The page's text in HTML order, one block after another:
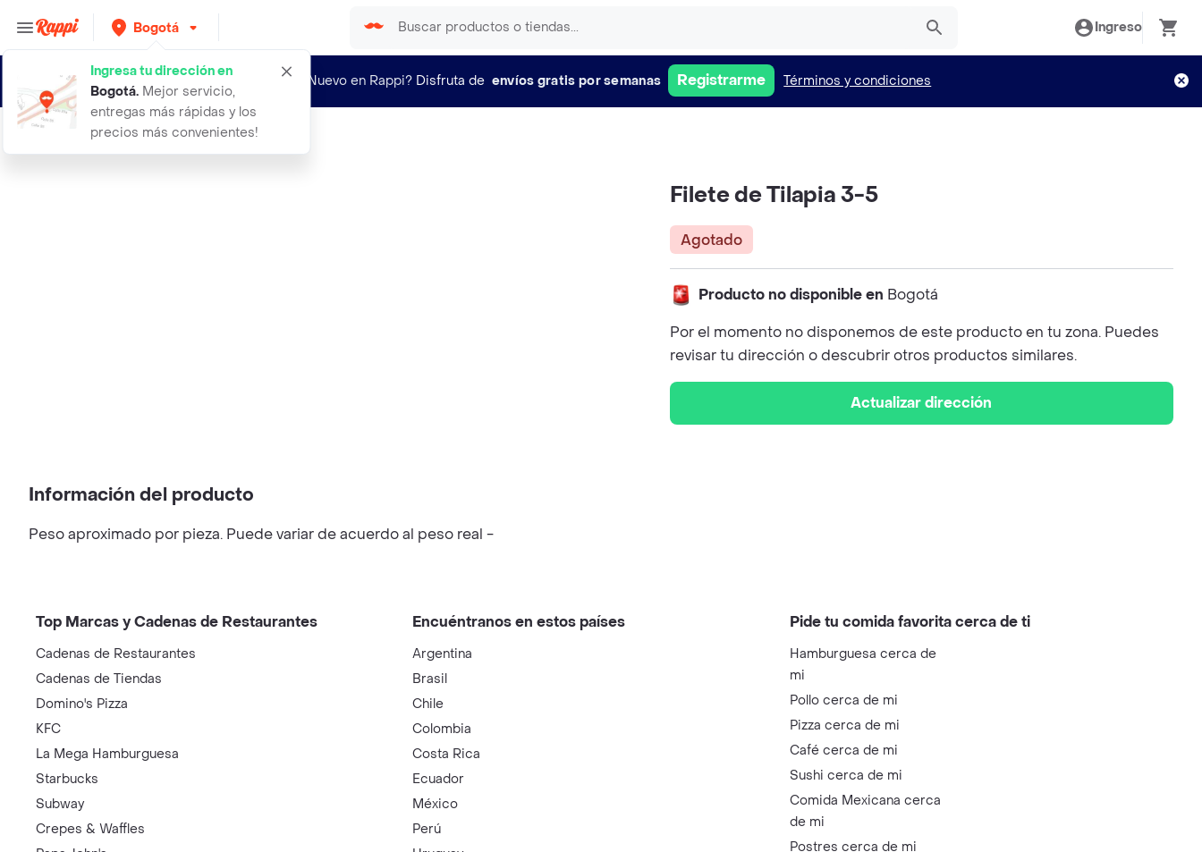
Bogotá
Ingresa tu dirección en
Bogotá. Mejor servicio,
entregas más rápidas y los
precios más convenientes!
Ingreso
¿Nuevo en Rappi? Disfruta de envíos gratis por semanas Registrarme Términos y condiciones
filete de tilapia 3 5
Filete de Tilapia 3-5
Agotado
Producto no disponible en Bogotá
Por el momento no disponemos de este producto en tu zona. Puedes
revisar tu dirección o descubrir otros productos similares.
Actualizar dirección
Información del producto
Peso aproximado por pieza. Puede variar de acuerdo al peso real -
Top Marcas y Cadenas de Restaurantes
Cadenas de Restaurantes
Cadenas de Tiendas
Domino's Pizza
KFC
La Mega Hamburguesa
Starbucks
Subway
Crepes & Waffles
Encuéntranos en estos países
Argentina
Brasil
Chile
Colombia
Costa Rica
Ecuador
México
Perú
Pide tu comida favorita cerca de ti
Hamburguesa cerca de
mi
Pollo cerca de mi
Pizza cerca de mi
Café cerca de mi
Sushi cerca de mi
Comida Mexicana cerca
de mi
Postres cerca de mi